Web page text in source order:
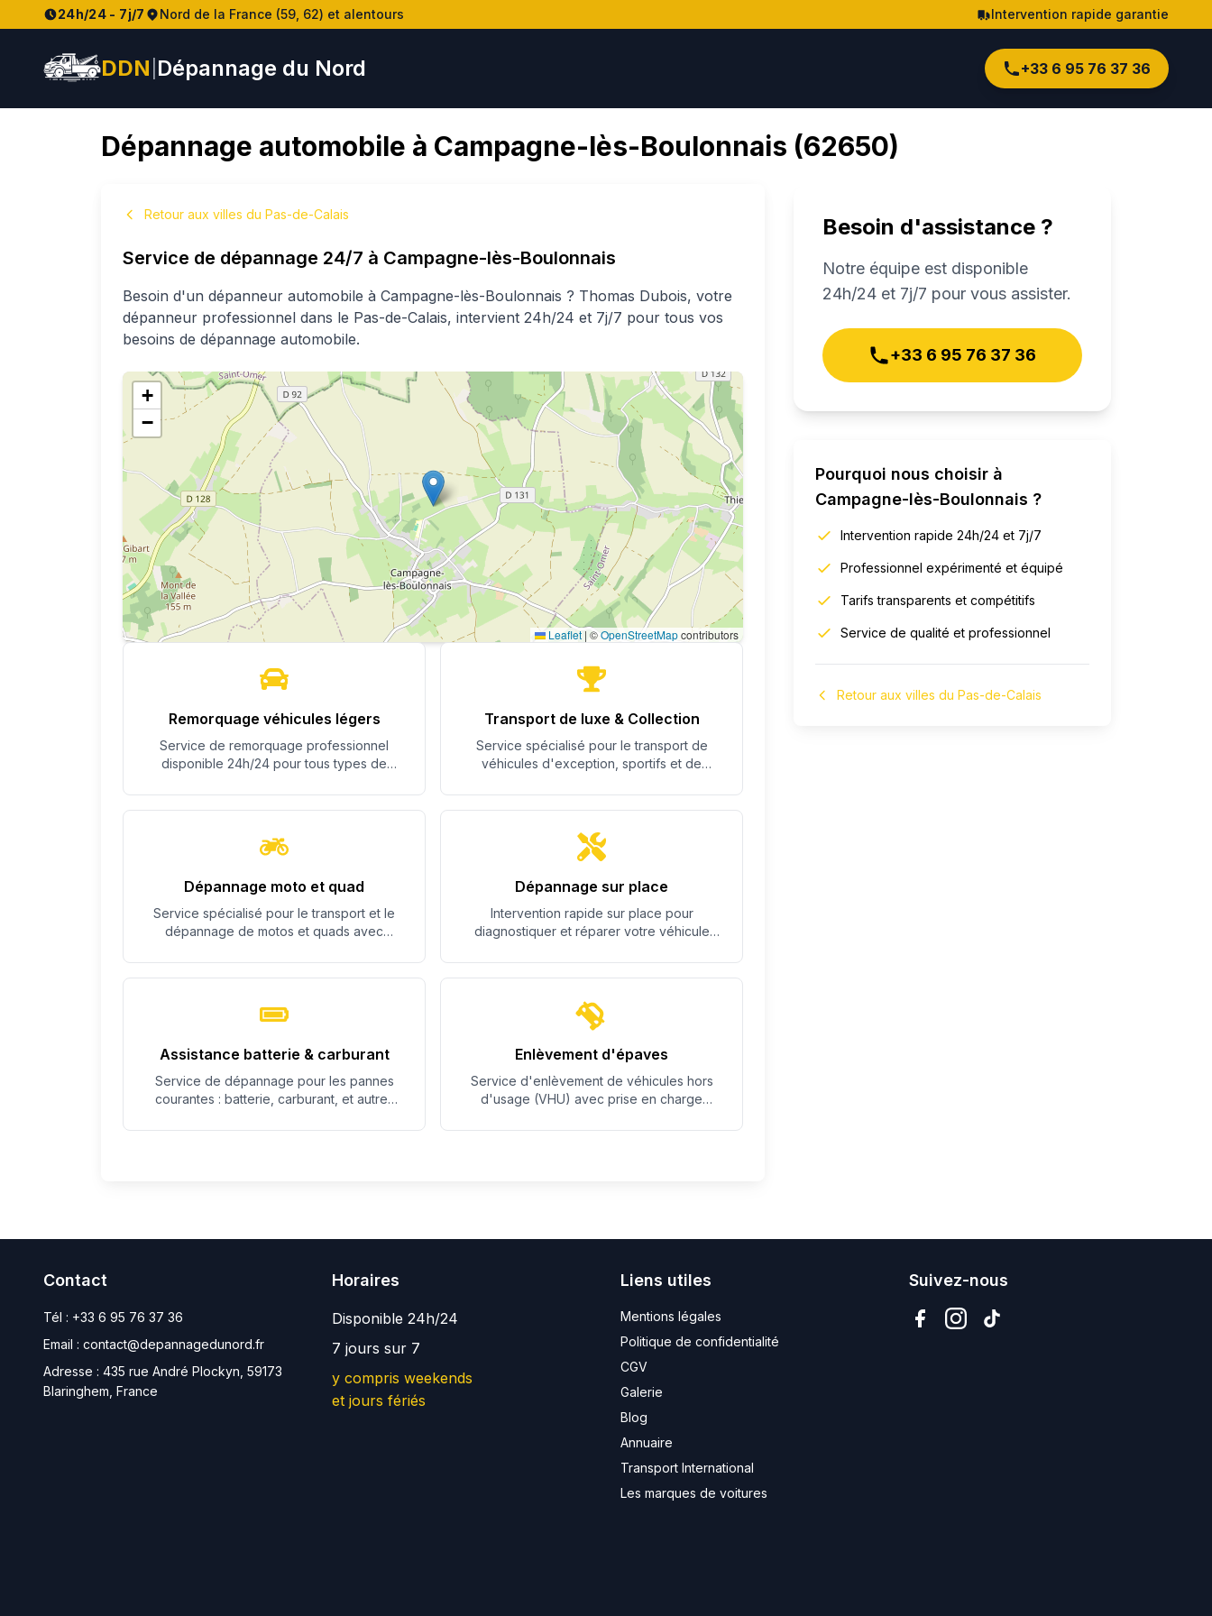
24h/24 - 7j/7 Nord de la France (59, 62) et alentours Intervention rapide garantie
DDN Dépannage du Nord +33 6 95 76 37 36
Dépannage automobile à Campagne-lès-Boulonnais (62650)
Retour aux villes du Pas-de-Calais
Service de dépannage 24/7 à Campagne-lès-Boulonnais
Besoin d'un dépanneur automobile à Campagne-lès-Boulonnais ? Thomas Dubois, votre
dépanneur professionnel dans le Pas-de-Calais, intervient 24h/24 et 7j/7 pour tous vos
besoins de dépannage automobile.
+
−
Leaflet| ©OpenStreetMapcontributors
Remorquage véhicules légers
Service de remorquage professionnel
disponible 24h/24 pour tous types de
Transport de luxe & Collection
Service spécialisé pour le transport de
véhicules d'exception, sportifs et de
Dépannage moto et quad
Service spécialisé pour le transport et le
dépannage de motos et quads avec
Dépannage sur place
Intervention rapide sur place pour
diagnostiquer et réparer votre véhicule
Assistance batterie & carburant
Service de dépannage pour les pannes
courantes : batterie, carburant, et autres
Enlèvement d'épaves
Service d'enlèvement de véhicules hors
d'usage (VHU) avec prise en charge
Besoin d'assistance ?
Notre équipe est disponible
24h/24 et 7j/7 pour vous assister.
+33 6 95 76 37 36
Pourquoi nous choisir à
Campagne-lès-Boulonnais ?
Intervention rapide 24h/24 et 7j/7
Professionnel expérimenté et équipé
Tarifs transparents et compétitifs
Service de qualité et professionnel
Retour aux villes du Pas-de-Calais
Contact
Tél : +33 6 95 76 37 36
Email : contact@depannagedunord.fr
Adresse : 435 rue André Plockyn, 59173
Blaringhem, France
Horaires
Disponible 24h/24
7 jours sur 7
y compris weekends
et jours fériés
Liens utiles
Mentions légales
Politique de confidentialité
CGV
Galerie
Blog
Annuaire
Transport International
Les marques de voitures
Suivez-nous